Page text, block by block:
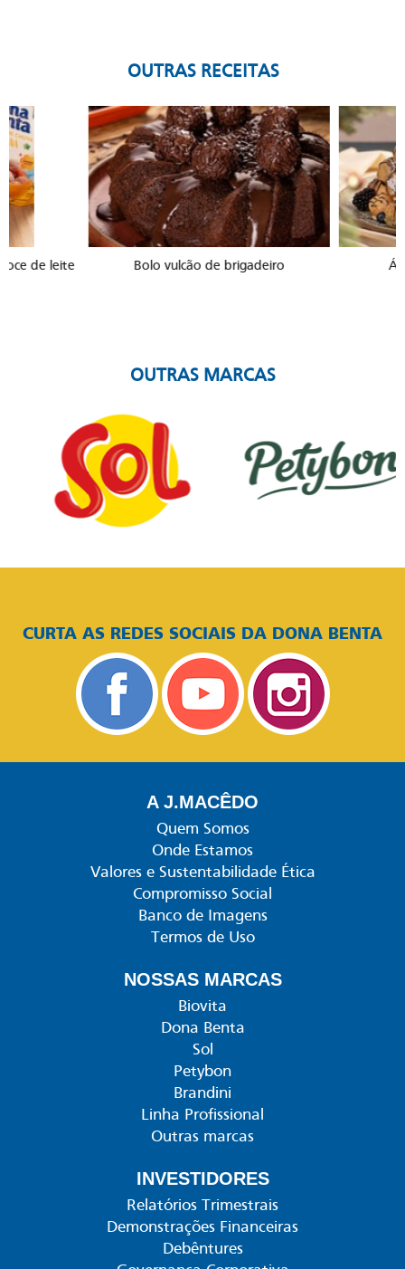
OUTRAS RECEITAS
Bolo vulcão de brigadeiro Árvore de Choux
OUTRAS MARCAS
CURTA AS REDES SOCIAIS DA DONA BENTA
A J.MACÊDO
Quem Somos
Onde Estamos
Valores e Sustentabilidade Ética
Compromisso Social
Banco de Imagens
Termos de Uso
NOSSAS MARCAS
Biovita
Dona Benta
Sol
Petybon
Brandini
Linha Profissional
Outras marcas
INVESTIDORES
Relatórios Trimestrais
Demonstrações Financeiras
Debêntures